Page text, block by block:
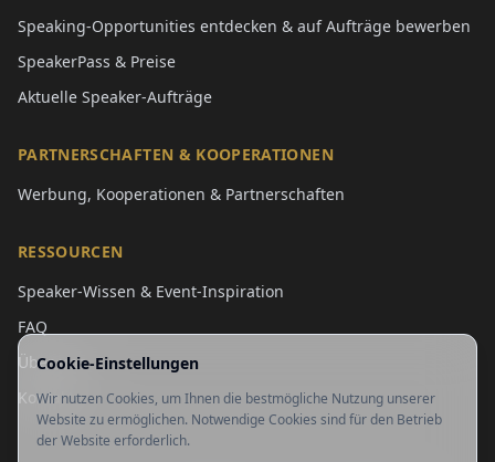
Speaking-Opportunities entdecken & auf Aufträge bewerben
SpeakerPass & Preise
Aktuelle Speaker-Aufträge
PARTNERSCHAFTEN & KOOPERATIONEN
Werbung, Kooperationen & Partnerschaften
RESSOURCEN
Speaker-Wissen & Event-Inspiration
FAQ
Über uns
Kontakt
Cookie-Einstellungen
Wir nutzen Cookies, um Ihnen die bestmögliche Nutzung unserer
Website zu ermöglichen. Notwendige Cookies sind für den Betrieb
der Website erforderlich.